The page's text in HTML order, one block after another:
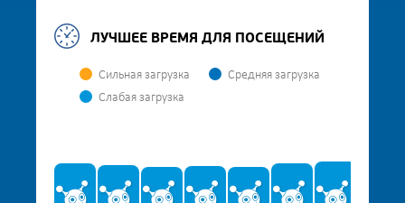
ЛУЧШЕЕ ВРЕМЯ ДЛЯ ПОСЕЩЕНИЙ
Сильная загрузка
Средняя загрузка
Слабая загрузка